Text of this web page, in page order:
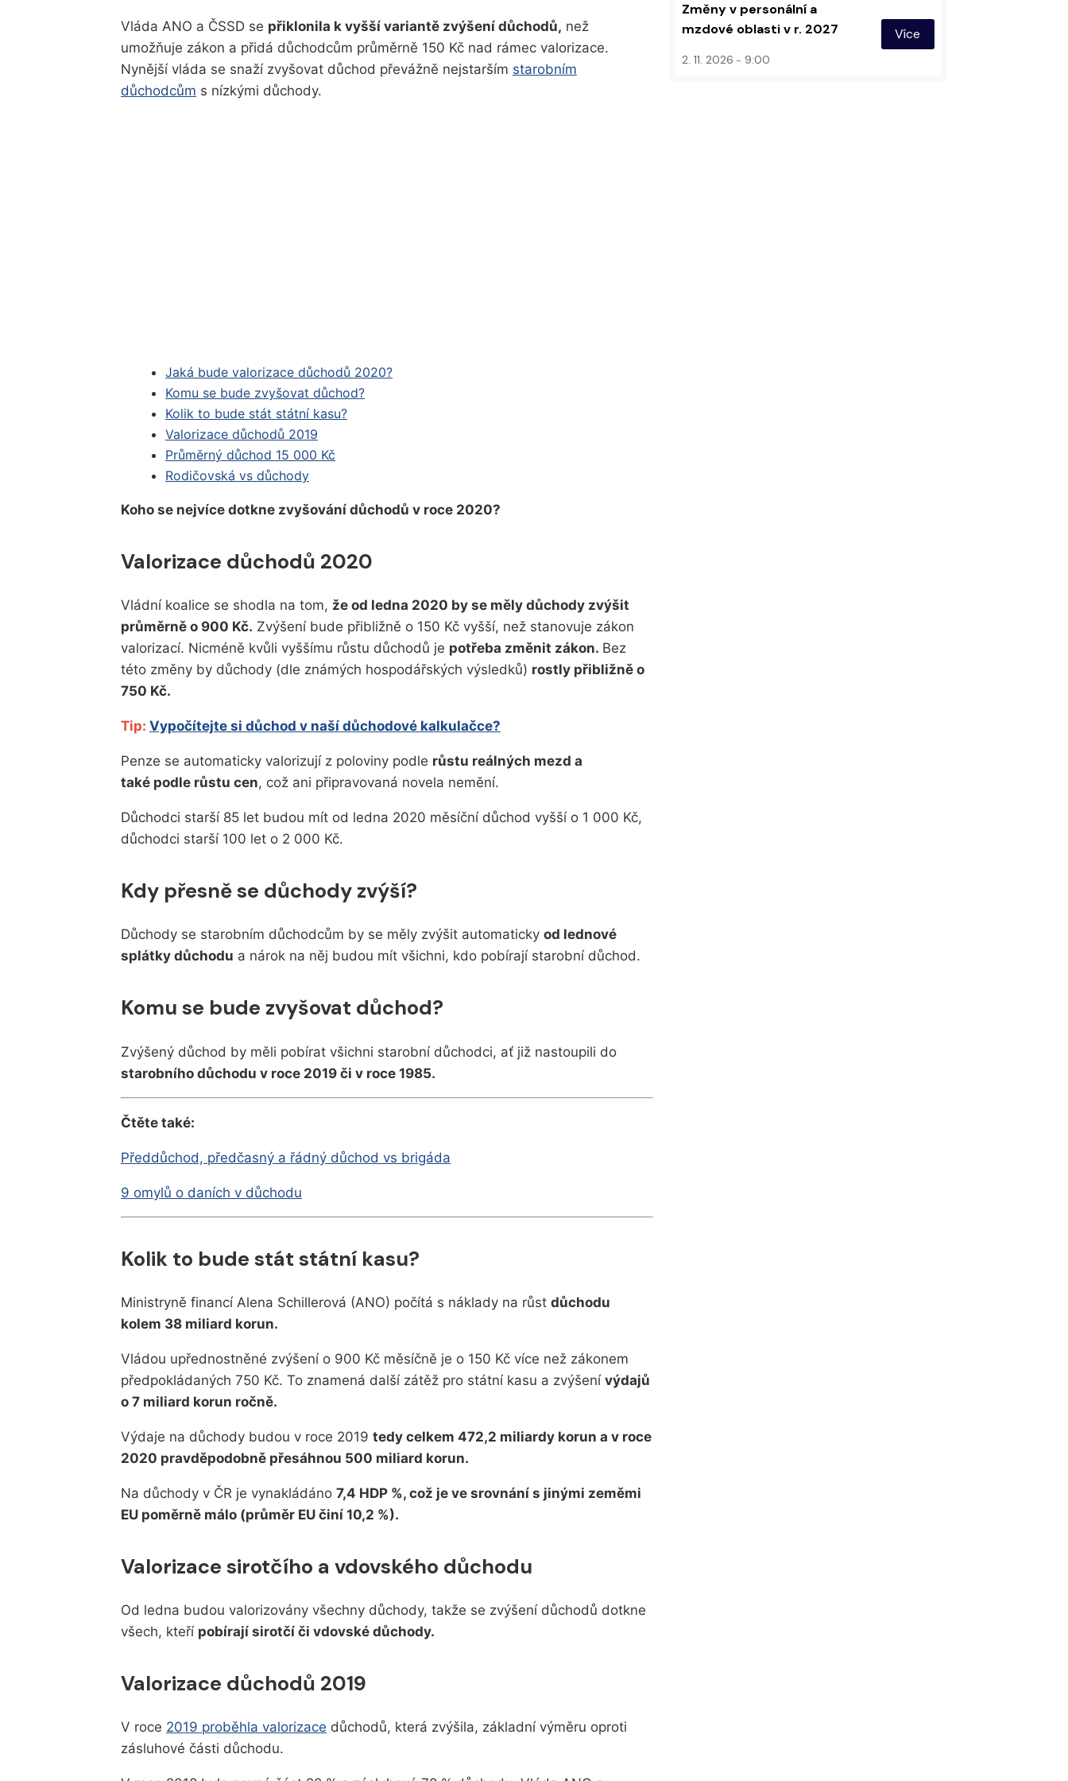
Vláda ANO a ČSSD se přiklonila k vyšší variantě zvýšení důchodů, než
umožňuje zákon a přidá důchodcům průměrně 150 Kč nad rámec valorizace.
Nynější vláda se snaží zvyšovat důchod převážně nejstarším starobním
důchodcům s nízkými důchody.
Jaká bude valorizace důchodů 2020?
Komu se bude zvyšovat důchod?
Kolik to bude stát státní kasu?
Valorizace důchodů 2019
Průměrný důchod 15 000 Kč
Rodičovská vs důchody
Koho se nejvíce dotkne zvyšování důchodů v roce 2020?
Valorizace důchodů 2020
Vládní koalice se shodla na tom, že od ledna 2020 by se měly důchody zvýšit
průměrně o 900 Kč. Zvýšení bude přibližně o 150 Kč vyšší, než stanovuje zákon
valorizací. Nicméně kvůli vyššímu růstu důchodů je potřeba změnit zákon. Bez
této změny by důchody (dle známých hospodářských výsledků) rostly přibližně o
750 Kč.
Tip: Vypočítejte si důchod v naší důchodové kalkulačce?
Penze se automaticky valorizují z poloviny podle růstu reálných mezd a
také podle růstu cen, což ani připravovaná novela nemění.
Důchodci starší 85 let budou mít od ledna 2020 měsíční důchod vyšší o 1 000 Kč,
důchodci starší 100 let o 2 000 Kč.
Kdy přesně se důchody zvýší?
Důchody se starobním důchodcům by se měly zvýšit automaticky od lednové
splátky důchodu a nárok na něj budou mít všichni, kdo pobírají starobní důchod.
Komu se bude zvyšovat důchod?
Zvýšený důchod by měli pobírat všichni starobní důchodci, ať již nastoupili do
starobního důchodu v roce 2019 či v roce 1985.
Čtěte také:
Předdůchod, předčasný a řádný důchod vs brigáda
9 omylů o daních v důchodu
Kolik to bude stát státní kasu?
Ministryně financí Alena Schillerová (ANO) počítá s náklady na růst důchodu
kolem 38 miliard korun.
Vládou upřednostněné zvýšení o 900 Kč měsíčně je o 150 Kč více než zákonem
předpokládaných 750 Kč. To znamená další zátěž pro státní kasu a zvýšení výdajů
o 7 miliard korun ročně.
Výdaje na důchody budou v roce 2019 tedy celkem 472,2 miliardy korun a v roce
2020 pravděpodobně přesáhnou 500 miliard korun.
Na důchody v ČR je vynakládáno 7,4 HDP %, což je ve srovnání s jinými zeměmi
EU poměrně málo (průměr EU činí 10,2 %).
Valorizace sirotčího a vdovského důchodu
Od ledna budou valorizovány všechny důchody, takže se zvýšení důchodů dotkne
všech, kteří pobírají sirotčí či vdovské důchody.
Valorizace důchodů 2019
V roce 2019 proběhla valorizace důchodů, která zvýšila, základní výměru oproti
zásluhové části důchodu.
Změny v personální a
mzdové oblasti v r. 2027
2. 11. 2026 9:00
Více